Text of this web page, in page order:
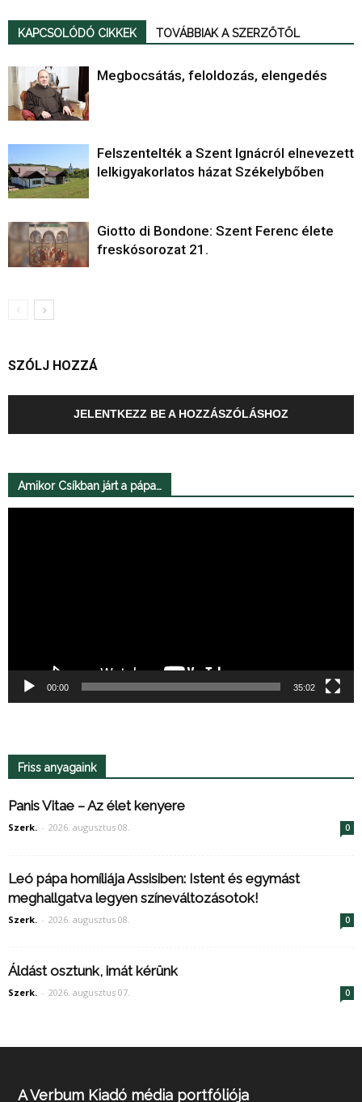
KAPCSOLÓDÓ CIKKEK TOVÁBBIAK A SZERZŐTŐL
Megbocsátás, feloldozás, elengedés
Felszentelték a Szent Ignácról elnevezett
lelkigyakorlatos házat Székelybőben
Giotto di Bondone: Szent Ferenc élete
freskósorozat 21.
SZÓLJ HOZZÁ
JELENTKEZZ BE A HOZZÁSZÓLÁSHOZ
Amikor Csíkban járt a pápa…
00:00 35:02
Friss anyagaink
Panis Vitae – Az élet kenyere
Szerk. - 2026. augusztus 08. 0
Leó pápa homíliája Assisiben: Istent és egymást
meghallgatva legyen színeváltozásotok!
Szerk. - 2026. augusztus 08. 0
Áldást osztunk, imát kérünk
Szerk. - 2026. augusztus 07. 0
A Verbum Kiadó média portfóliója